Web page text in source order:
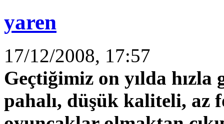
yaren
17/12/2008, 17:57
Geçtiğimiz on yılda
pahalı, düşük kaliteli,